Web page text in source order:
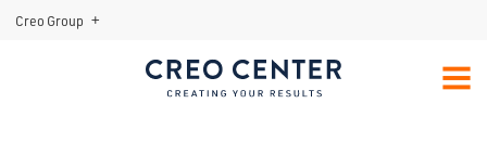
Creo Group +
Creo Center MENU